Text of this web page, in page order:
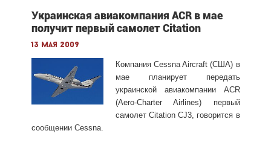
Украинская авиакомпания ACR в мае
получит первый самолет Citation
13 мая 2009
Компания Cessna Aircraft (США) в
мае планирует передать
украинской авиакомпании ACR
(Aero-Charter Airlines) первый
самолет Citation CJ3, говорится в
сообщении Cessna.